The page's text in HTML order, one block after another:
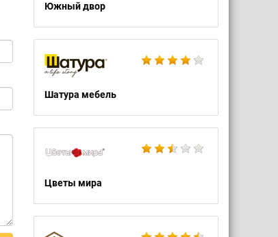
Южный двор
Шатура мебель
Цветы мира